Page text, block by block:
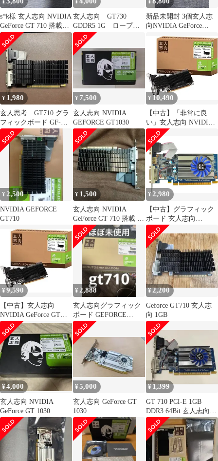
¥
s*k様 玄人志向 NVIDIA
GeForce GT 710 搭載
2GB
¥
玄人志向 GT730
GDDR5 1G ロープロ
ファイルグラボ
¥
新品未開封 3個玄人志
向NVIDIA GeForce
GT710 2GB
¥ 1,980
玄人思考 GT710 グラ
フィックボード GF-
GT710-E2GB/HS
¥ 7,500
玄人志向 NVIDIA
GEFORCE GT1030
¥ 10,490
【中古】「非常に良
い」玄人志向 NVIDIA
GeForce GT 710 搭載 グ
ラフィックボード 1GB
GF-GT710-E1GB/HS
¥ 2,500
NVIDIA GEFORCE
GT710
¥ 1,500
玄人志向 NVIDIA
GeForce GT 710 搭載 グ
ラフィックボード
¥ 2,980
【中古】グラフィック
ボード 玄人志向
NVIDIA GeForce GT710
搭載 グラフィックボー
ド [GF-GT710-
E1GB/LP]
¥ 9,590
【中古】玄人志向
NVIDIA GeForce GT
710 搭載 グラフィック
ボード 1GB GF-GT710-
E1GB/HS
¥ 2,888
玄人志向グラフィック
ボード GEFORCE
GT710
¥2,200
Geforce GT710 玄人志
向 1GB
¥4,000
玄人志向 NVIDIA
GeForce GT 1030
¥5,000
玄人志向 GeForce GT
1030
¥1,399
GT 710 PCI-E 1GB
DDR3 64Bit 玄人志向
NVIDIA